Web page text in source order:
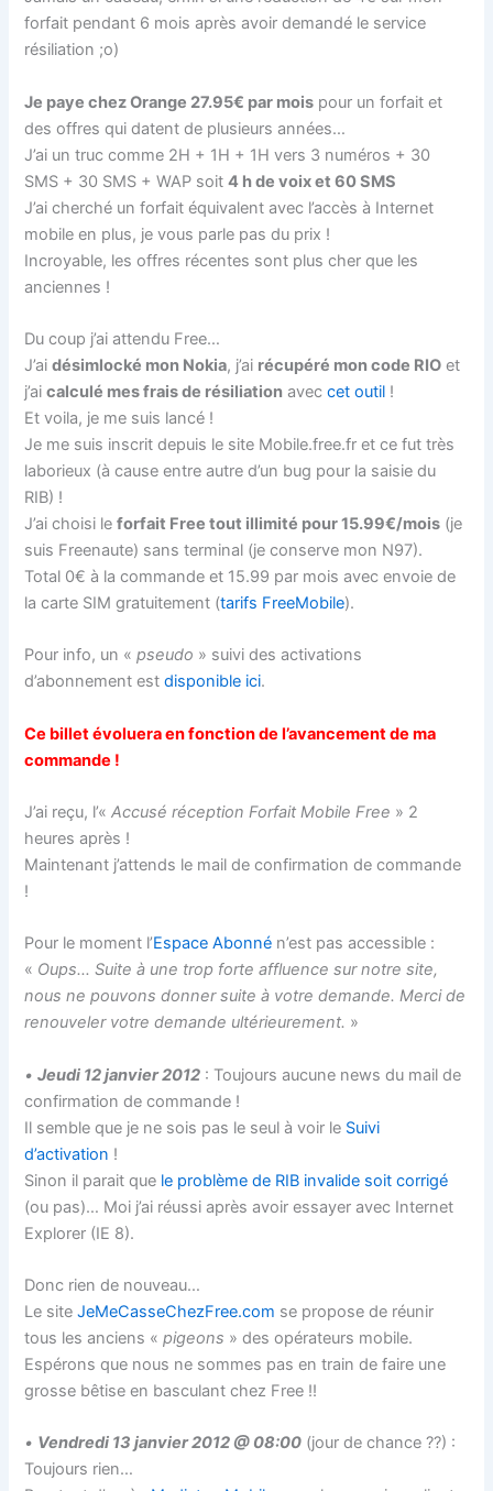
forfait pendant 6 mois après avoir demandé le service
résiliation ;o)
Je paye chez Orange 27.95€ par mois pour un forfait et
des offres qui datent de plusieurs années…
J’ai un truc comme 2H + 1H + 1H vers 3 numéros + 30
SMS + 30 SMS + WAP soit4 h de voix et 60 SMS
J’ai cherché un forfait équivalent avec l’accès à Internet
mobile en plus, je vous parle pas du prix !
Incroyable, les offres récentes sont plus cher que les
anciennes !
Du coup j’ai attendu Free…
J’aidésimlocké mon Nokia, j’ai récupéré mon code RIO et
j’aicalculé mes frais de résiliation aveccet outil !
Et voila, je me suis lancé !
Je me suis inscrit depuis le site Mobile.free.fr et ce fut très
laborieux (à cause entre autre d’un bug pour la saisie du
RIB) !
J’ai choisi leforfait Free tout illimité pour 15.99€/mois (je
suis Freenaute) sans terminal (je conserve mon N97).
Total 0€ à la commande et 15.99 par mois avec envoie de
la carte SIM gratuitement (tarifs FreeMobile).
Pour info, un «pseudo » suivi des activations
d’abonnement estdisponible ici.
Ce billet évoluera en fonction de l’avancement de ma
commande !
J’ai reçu, l’«Accusé réception Forfait Mobile Free » 2
heures après !
Maintenant j’attends le mail de confirmation de commande
!
Pour le moment l’Espace Abonné n’est pas accessible :
« Oups… Suite à une trop forte affluence sur notre site,
nous ne pouvons donner suite à votre demande. Merci de
renouveler votre demande ultérieurement. »
•Jeudi 12 janvier 2012 : Toujours aucune news du mail de
confirmation de commande !
Il semble que je ne sois pas le seul à voir le Suivi
d’activation !
Sinon il parait que le problème de RIB invalide soit corrigé
(ou pas)… Moi j’ai réussi après avoir essayer avec Internet
Explorer (IE 8).
Donc rien de nouveau…
Le siteJeMeCasseChezFree.com se propose de réunir
tous les anciens «pigeons » des opérateurs mobile.
Espérons que nous ne sommes pas en train de faire une
grosse bêtise en basculant chez Free !!
• Vendredi 13 janvier 2012 @ 08:00 (jour de chance ??) :
Toujours rien…